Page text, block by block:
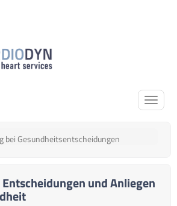
bei Gesundheitsentscheidungen
und Anliegen